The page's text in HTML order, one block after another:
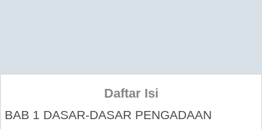
Daftar Isi
BAB 1 DASAR-DASAR PENGADAAN